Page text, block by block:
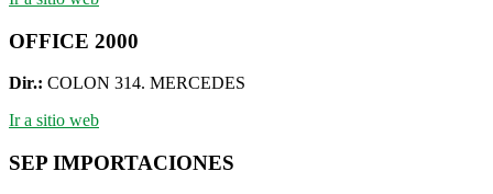
OFFICE 2000
Dir.: COLON 314. MERCEDES
Ir a sitio web
SEP IMPORTACIONES